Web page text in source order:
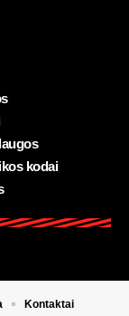
kodai
Kontaktai